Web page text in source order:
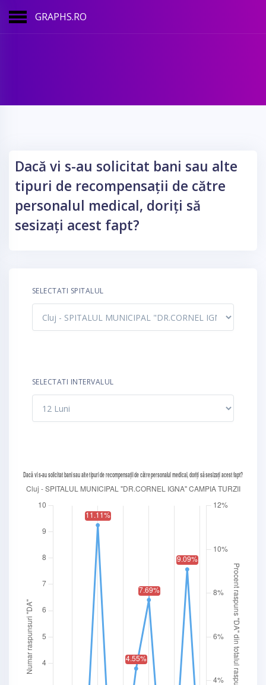
GRAPHS.RO
Dacă vi s-au solicitat bani sau alte
tipuri de recompensații de către
personalul medical, doriți să
sesizați acest fapt?
SELECTATI SPITALUL
SELECTATI INTERVALUL